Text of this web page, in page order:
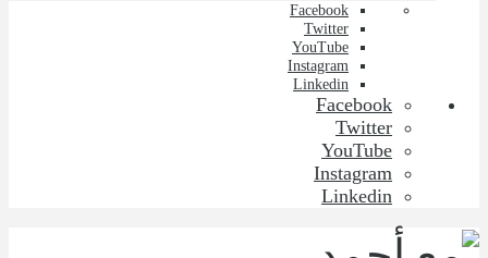
Facebook
Twitter
YouTube
Instagram
Linkedin
Facebook
Twitter
YouTube
Instagram
Linkedin